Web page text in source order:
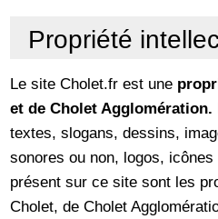
Propriété
Le site Cholet.fr est une
et de Cholet Agglomération.
textes, slogans, dessins,
sonores ou non, logos,
présent sur ce site sont les
Cholet, de Cholet